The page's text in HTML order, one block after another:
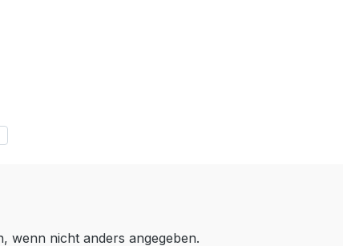
wenn nicht anders angegeben.